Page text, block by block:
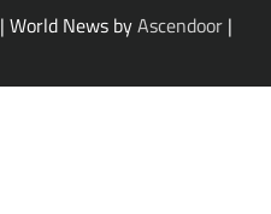
| World News byAscendoor |